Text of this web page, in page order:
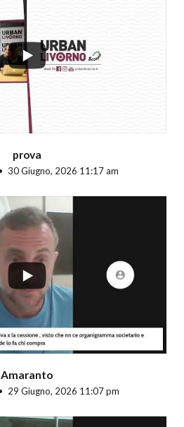
prova
30 Giugno, 2026 11:17 am
Amaranto
29 Giugno, 2026 11:07 pm